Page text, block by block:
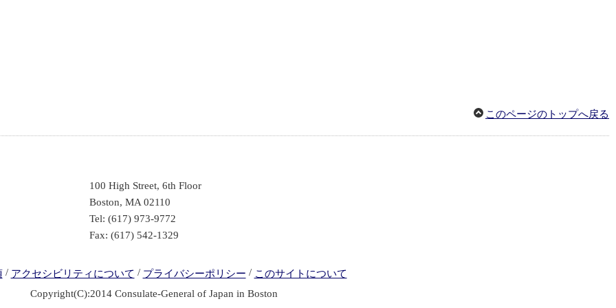
このページのトップへ戻る
100 High Street, 6th Floor
Boston, MA 02110
Tel: (617) 973-9772
Fax: (617) 542-1329
/ アクセシビリティについて / プライバシーポリシー / このサイトについて
Copyright(C):2014 Consulate-General of Japan in Boston